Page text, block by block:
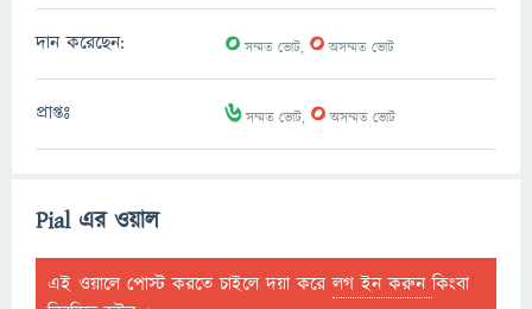
দান করেছেন: 0সম্মত ভোট, 0অসম্মত ভোট
প্রাপ্তঃ 6সম্মত ভোট, 0অসম্মত ভোট
Pial এর ওয়াল
এই ওয়ালে পোস্ট করতে চাইলে দয়া করেলগ ইন করুনকিংবা